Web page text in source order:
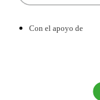
Con el apoyo de